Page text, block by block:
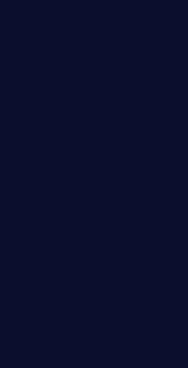
ry YouTube-tili